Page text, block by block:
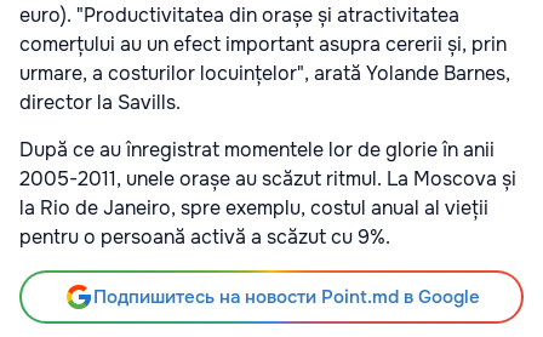
euro). "Productivitatea din orașe și atractivitatea
comerțului au un efect important asupra cererii și, prin
urmare, a costurilor locuințelor", arată Yolande Barnes,
director la Savills.
După ce au înregistrat momentele lor de glorie în anii
2005-2011, unele orașe au scăzut ritmul. La Moscova și
la Rio de Janeiro, spre exemplu, costul anual al vieții
pentru o persoană activă a scăzut cu 9%.
Подпишитесь на новости Point.md в Google